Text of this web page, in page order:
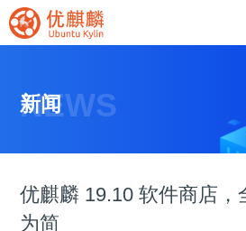
NEWS
新闻
优麒麟 19.10 软件商店，
为简